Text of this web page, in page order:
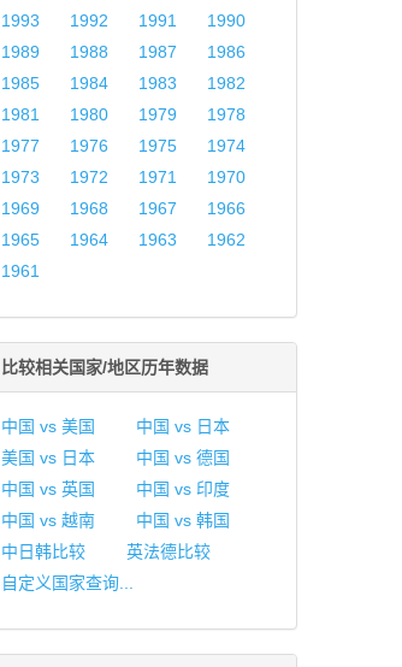
1993
1992 1991
1990
1989
1988 1987
1986
1985
1984 1983
1982
1981
1980 1979
1978
1977
1976 1975
1974
1973
1972 1971
1970
1969
1968 1967
1966
1965
1964 1963
1962
1961
比较相关国家/地区历年数据
中国 vs 美国
中国 vs 日本
美国 vs 日本
中国 vs 德国
中国 vs 英国
中国 vs 印度
中国 vs 越南
中国 vs 韩国
中日韩比较
英法德比较
自定义国家查询...